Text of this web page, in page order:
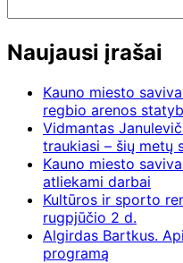
Naujausi įrašai
Kauno miesto
regbio arenos
Vidmantas
traukiasi – šių metų
Kauno miesto
atliekami darbai
Kultūros ir sporto
rugpjūčio 2 d.
Algirdas Bartkus.
programą